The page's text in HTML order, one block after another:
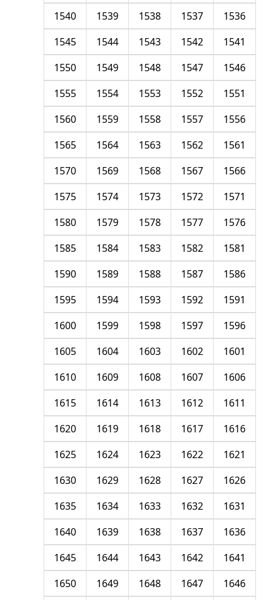
1536
1537
1538
1539
1540
1541
1542
1543
1544
1545
1546
1547
1548
1549
1550
1551
1552
1553
1554
1555
1556
1557
1558
1559
1560
1561
1562
1563
1564
1565
1566
1567
1568
1569
1570
1571
1572
1573
1574
1575
1576
1577
1578
1579
1580
1581
1582
1583
1584
1585
1586
1587
1588
1589
1590
1591
1592
1593
1594
1595
1596
1597
1598
1599
1600
1601
1602
1603
1604
1605
1606
1607
1608
1609
1610
1611
1612
1613
1614
1615
1616
1617
1618
1619
1620
1621
1622
1623
1624
1625
1626
1627
1628
1629
1630
1631
1632
1633
1634
1635
1636
1637
1638
1639
1640
1641
1642
1643
1644
1645
1646
1647
1648
1649
1650